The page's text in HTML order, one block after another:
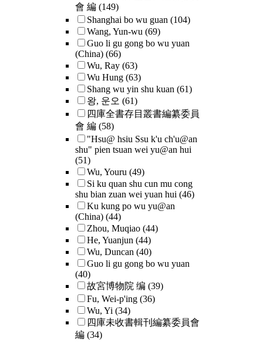
會 編 (149)
Shanghai bo wu guan (104)
Wang, Yun-wu (69)
Guo li gu gong bo wu yuan
(China) (66)
Wu, Ray (63)
Wu Hung (63)
Shang wu yin shu kuan (61)
왕, 운오 (61)
四庫全書存目叢書編纂委員
會 編 (58)
"Hsu@ hsiu Ssu k'u ch'u@an
shu" pien tsuan wei yu@an hui
(51)
Wu, Youru (49)
Si ku quan shu cun mu cong
shu bian zuan wei yuan hui (46)
Ku kung po wu yu@an
(China) (44)
Zhou, Muqiao (44)
He, Yuanjun (44)
Wu, Duncan (40)
Guo li gu gong bo wu yuan
(40)
故宮博物院 编 (39)
Fu, Wei-p'ing (36)
Wu, Yi (34)
四庫未收書輯刊編纂委員會
編 (34)